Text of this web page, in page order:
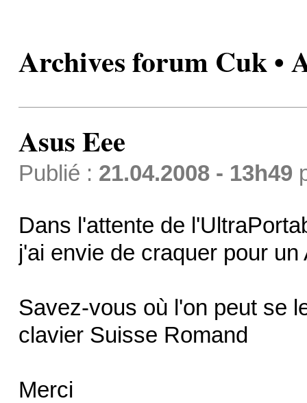
Archives forum Cuk •
Asus Eee
Publié : 21.04.2008 - 13h49
Dans l'attente de
j'ai envie de craquer pour
Savez-vous où l'on peut se
clavier Suisse Romand
Merci